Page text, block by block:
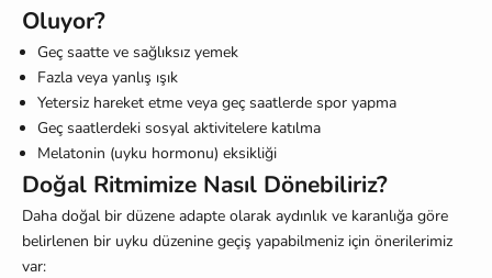
Oluyor?
Geç saatte ve sağlıksız yemek
Fazla veya yanlış ışık
Yetersiz hareket etme veya geç saatlerde spor yapma
Geç saatlerdeki sosyal aktivitelere katılma
Melatonin (uyku hormonu) eksikliği
Doğal Ritmimize Nasıl Dönebiliriz?
Daha doğal bir düzene adapte olarak aydınlık ve karanlığa göre
belirlenen bir uyku düzenine geçiş yapabilmeniz için önerilerimiz
var: